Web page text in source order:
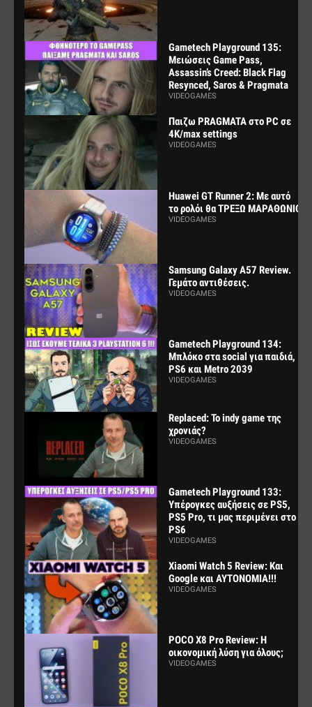
Gametech Playground 135:
Μειώσεις Game Pass,
Assassin’s Creed: Black Flag
Resynced, Saros & Pragmata
VIDEOGAMES
Παιζω PRAGMATA στο PC σε
4K/max settings
VIDEOGAMES
Huawei GT Runner 2: Με αυτό
το ρολόι θα ΤΡΕΞΩ ΜΑΡΑΘΩΝΙΟ
VIDEOGAMES
Samsung Galaxy A57 Review.
Γεμάτο αντιθέσεις.
VIDEOGAMES
Gametech Playground 134:
Μπλόκο στα social για παιδιά,
PS6 και Metro 2039
VIDEOGAMES
Replaced: Το indy game της
χρονιάς?
VIDEOGAMES
Gametech Playground 133:
Υπέρογκες αυξήσεις σε PS5,
PS5 Pro, τι μας περιμένει στο
PS6
VIDEOGAMES
Xiaomi Watch 5 Review: Και
Google και ΑΥΤΟΝΟΜΙΑ!!!
VIDEOGAMES
POCO X8 Pro Review: Η
οικονομική λύση για όλους;
VIDEOGAMES